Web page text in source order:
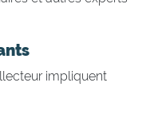
impliquent